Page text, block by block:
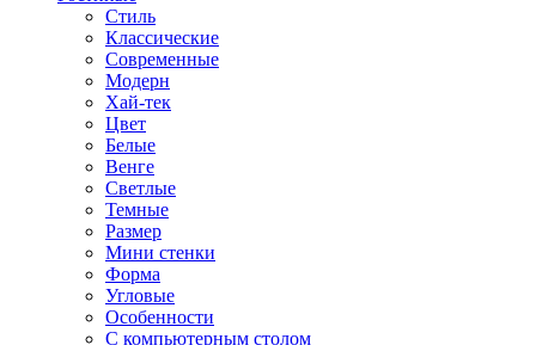
Стиль
Классические
Современные
Модерн
Хай-тек
Цвет
Белые
Венге
Светлые
Темные
Размер
Мини стенки
Форма
Угловые
Особенности
С компьютерным столом